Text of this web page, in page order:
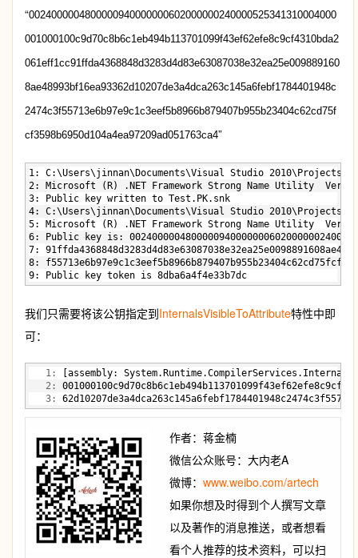
“0024000004800000940000000602000000240000525341310004000
001000100c9d70c8b6c1eb494b113701099f43ef62efe8c9cf4310bda2
061eff1cc91ffda4368848d3283d4d83e63087038e32ea25e009889160
8ae48993bf16ea93362d10207de3a4dca263c145a6febf1784401948c
2474c3f55713e6b97e9c1c3eef5b8966b879407b955b23404c62cd75f
cf3598b6950d104a4ea97209ad051763ca4”
1: C:\Users\jinnan\Documents\Visual Studio
2: Microsoft (R) .NET Framework Strong Name Utility
3: Public key written to Test.PK.snk
4: C:\Users\jinnan\Documents\Visual Studio
5: Microsoft (R) .NET Framework Strong Name Utility
6: Public key is:
7:
8:
9: Public key token is 8dba6a4f4e33b7dc
我们只需要将该公钥指定到InternalsVisibleToAttribute特性中即
可：
   1:
[assembly:
   2:
   3:
作者：蒋金楠
微信公众账号：大内老A
微博： www.weibo.com/artech
如果你想及时得到个人撰写文章
以及著作的消息推送，或者想看
看个人推荐的技术资料，可以扫